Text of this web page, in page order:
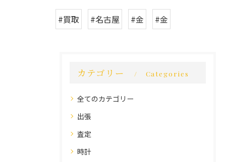
#買取 #名古屋 #金 #金
カテゴリー Categories
全てのカテゴリー
出張
査定
時計